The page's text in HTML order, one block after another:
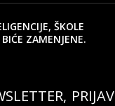
ŠKOLE
ZAMENJENE.